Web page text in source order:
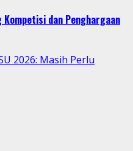
Kompetisi dan Penghargaan
2026: Masih Perlu